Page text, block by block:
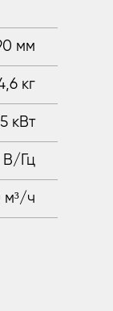
мм
кг
кВт
Гц
м³/ч